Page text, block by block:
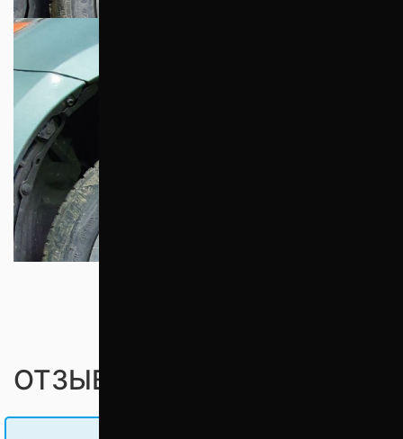
ОТЗЫВЫ ПОКУПАТЕЛЕЙ (0)